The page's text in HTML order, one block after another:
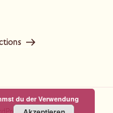
du der Verwendung